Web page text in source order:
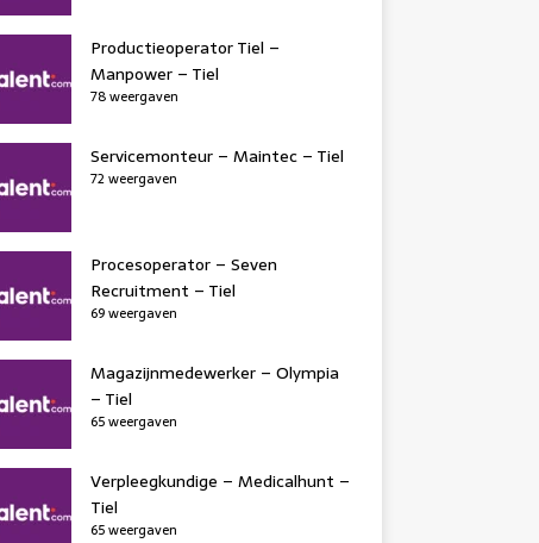
Productieoperator Tiel –
Manpower – Tiel
78 weergaven
Servicemonteur – Maintec – Tiel
72 weergaven
Procesoperator – Seven
Recruitment – Tiel
69 weergaven
Magazijnmedewerker – Olympia
– Tiel
65 weergaven
Verpleegkundige – Medicalhunt –
Tiel
65 weergaven